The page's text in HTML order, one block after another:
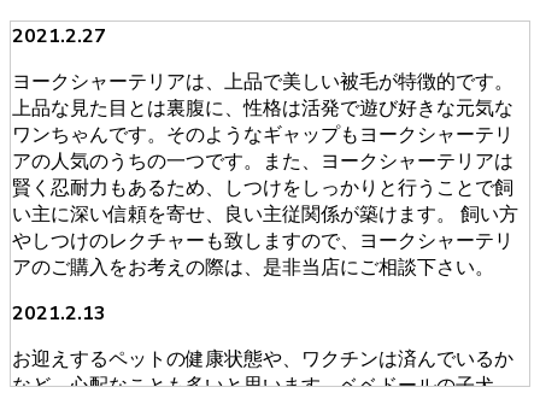
2021.2.27
ヨークシャーテリアは、上品で美しい被毛が特徴的です。
上品な見た目とは裏腹に、性格は活発で遊び好きな元気な
ワンちゃんです。そのようなギャップもヨークシャーテリ
アの人気のうちの一つです。また、ヨークシャーテリアは
賢く忍耐力もあるため、しつけをしっかりと行うことで飼
い主に深い信頼を寄せ、良い主従関係が築けます。 飼い方
やしつけのレクチャーも致しますので、ヨークシャーテリ
アのご購入をお考えの際は、是非当店にご相談下さい。
2021.2.13
お迎えするペットの健康状態や、ワクチンは済んでいるか
など、心配なことも多いと思います。ベベドールの子犬